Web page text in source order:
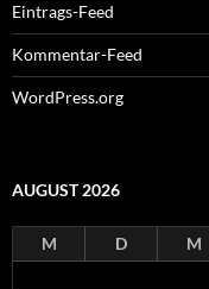
Eintrags-Feed
Kommentar-Feed
WordPress.org
AUGUST 2026
M D M